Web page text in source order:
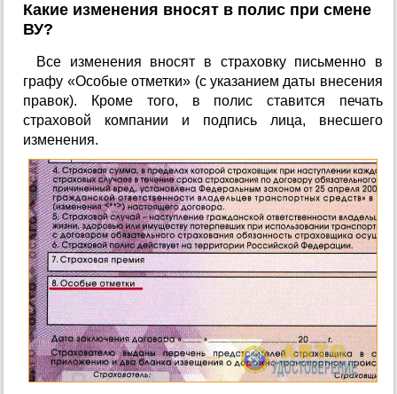
Какие изменения вносят в полис при смене
ВУ?
Все изменения вносят в страховку письменно в
графу «Особые отметки» (с указанием даты внесения
правок). Кроме того, в полис ставится печать
страховой компании и подпись лица, внесшего
изменения.